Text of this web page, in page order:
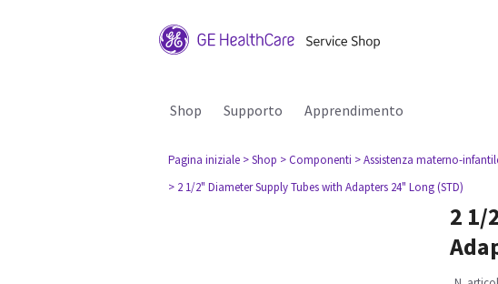
Shop Supporto Apprendimento
Pagina iniziale > Shop > Componenti > Assistenza materno-
> 2 1/2" Diameter Supply Tubes with Adapters 24" Long (STD)
2 1/